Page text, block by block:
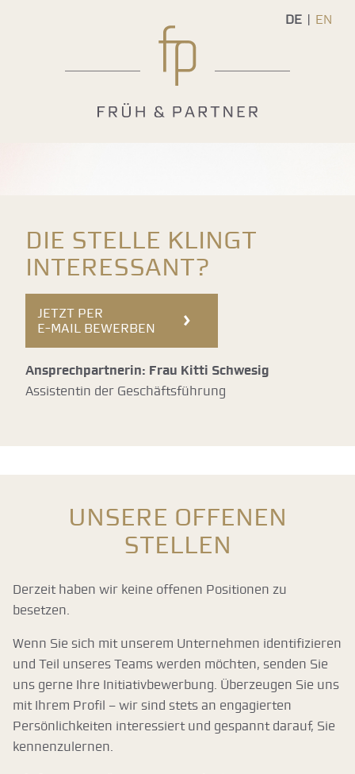
DE EN
Die Stelle klingt
interessant?
JETZT PER
E-MAIL BEWERBEN
Ansprechpartnerin: Frau Kitti Schwesig
Assistentin der Geschäftsführung
Unsere offenen
Stellen
Derzeit haben wir keine offenen Positionen zu
besetzen.
Wenn Sie sich mit unserem Unternehmen identifizieren
und Teil unseres Teams werden möchten, senden Sie
uns gerne Ihre Initiativbewerbung. Überzeugen Sie uns
mit Ihrem Profil – wir sind stets an engagierten
Persönlichkeiten interessiert und gespannt darauf, Sie
kennenzulernen.